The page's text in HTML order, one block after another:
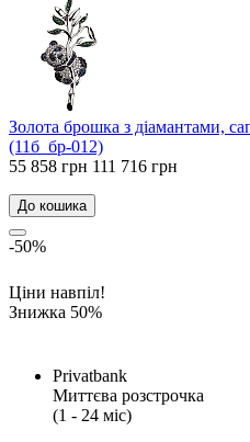
Золота брошка з діамантами,
(11б_бр-012)
55 858 грн 111 716 грн
До кошика
-50%
Ціни навпіл!
Знижка 50%
Privatbank
Миттєва розстрочка
(1 - 24 міс)